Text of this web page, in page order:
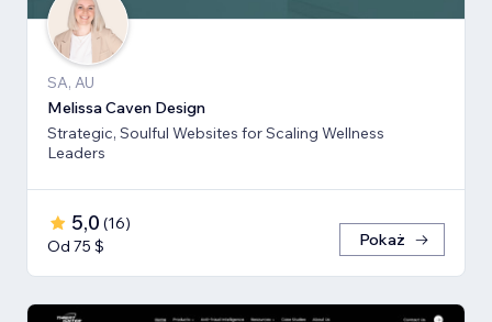
SA, AU
Melissa Caven Design
Strategic, Soulful Websites for Scaling Wellness
Leaders
5,0 (16)
Od 75 $
Pokaż